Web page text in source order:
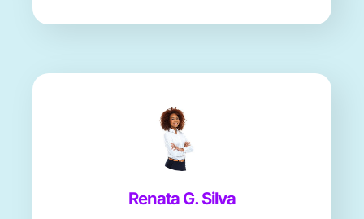
Renata G. Silva